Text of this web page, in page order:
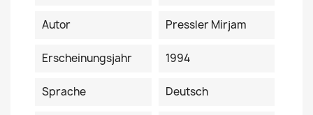
Autor Pressler Mirjam
Erscheinungsjahr 1994
Sprache Deutsch